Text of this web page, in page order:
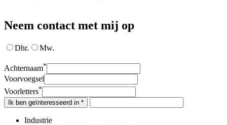
Neem contact met mij op
Dhr. Mw.
Achternaam*
Voorvoegsel
Voorletters*
Ik ben geïnteresseerd in *
Industrie